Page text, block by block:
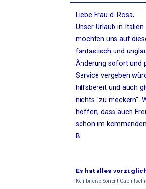
Liebe Frau di Rosa,
Unser Urlaub in
möchten uns auf
fantastisch und
Änderung sofort und
Service vergeben
hilfsbereit und auch
nichts "zu meckern".
hoffen, dass auch
schon im
B.
Es hat alles
Kombireise Sorrent-Capri-